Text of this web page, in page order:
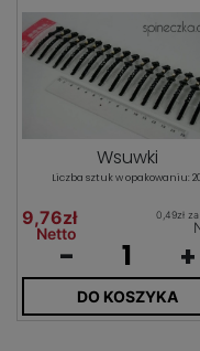
Wsuwki
Liczba sztuk w opakowaniu:
9,76zł
Netto
0,49zł
- +
DO KOSZYKA